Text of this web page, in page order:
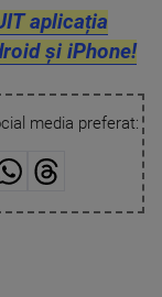
aplicația
și iPhone!
media preferat: